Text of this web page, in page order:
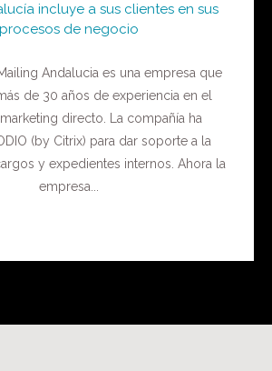
incluye a sus clientes en sus
procesos de negocio
Andalucia es una empresa que
de 30 años de experiencia en el
directo. La compañía ha
(by Citrix) para dar soporte a la
y expedientes internos. Ahora la
empresa...